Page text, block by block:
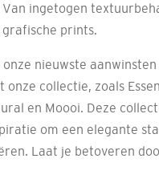
ingetogen
prints.
onze nieuwste
onze collectie, zoals
en Moooi. Deze
om een elegante
Laat je betoveren